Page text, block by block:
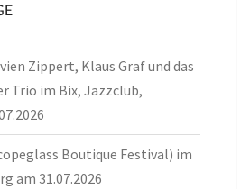
Zippert, Klaus Graf und das
Trio im Bix, Jazzclub,
Boutique Festival) im
am 31.07.2026